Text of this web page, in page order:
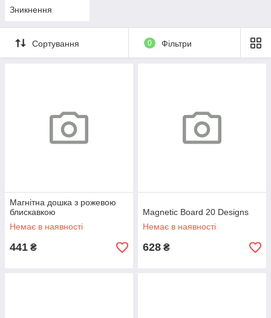
Зникнення
Сортування 0 Фільтри
Магнітна дошка з рожевою
блискавкою
Немає в наявності
441 ₴
Magnetic Board 20 Designs
Немає в наявності
628 ₴